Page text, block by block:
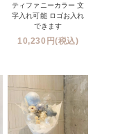
ティファニーカラー 文
字入れ可能 ロゴお入れ
できます
10,230円(税込)